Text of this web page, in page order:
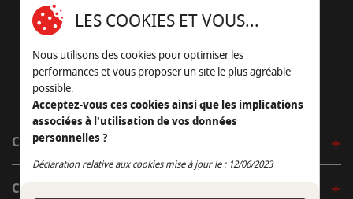
05 45 22 98 09
Nous envoyer un e-mail
CÔTÉ OUTDOOR
CÔTÉ INDOOR
LES COOKIES ET VOUS...
Nous utilisons des cookies pour optimiser les
performances et vous proposer un site le plus agréable
possible.
Acceptez-vous ces cookies ainsi que les implications
associées à l'utilisation de vos données
personnelles ?
Déclaration relative aux cookies mise à jour le : 12/06/2023
Continuer sans accepter